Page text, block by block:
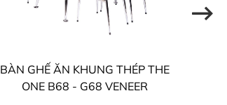
BÀN GHẾ ĂN KHUNG THÉP THE
ONE B68 - G68 VENEER